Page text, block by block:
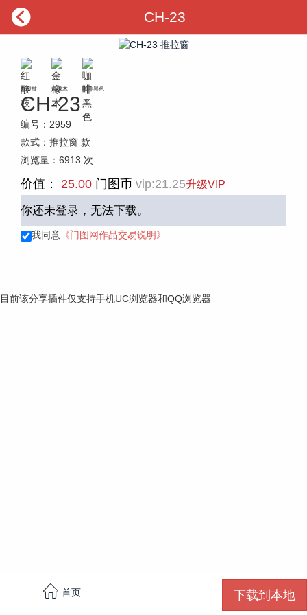
 CH-23
红酸枝 金橡木 咖啡黑色
CH-23
编号： 2959
款式： 推拉窗 款
浏览量： 6913 次
价值： 25.00 门图币vip:21.25升级VIP
你还未登录，无法下载。
我同意 《门图网作品交易说明》
 首页 下载到本地
目前该分享插件仅支持手机UC浏览器和QQ浏览器